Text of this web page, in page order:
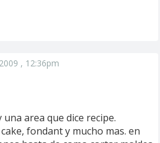
, 12:36pm
area que dice recipe.
fondant y mucho mas. en